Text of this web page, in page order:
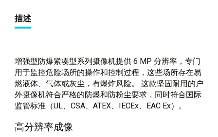
描述
增强型防爆紧凑型系列摄像机提供 6 MP 分辨率，专门
用于监控危险场所的操作和控制过程，这些场所存在易
燃液体、气体或灰尘，有爆炸风险。 这款坚固耐用的户
外摄像机符合严格的防爆和防粉尘要求，同时符合国际
监管标准（UL、CSA、ATEX、IECEx、EAC Ex）。
高分辨率成像